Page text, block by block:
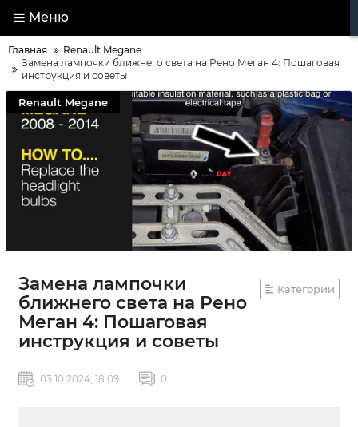
Меню
Главная
Renault Megane
Замена лампочки ближнего света на Рено Меган 4: Пошаговая
инструкция и советы
Renault Megane
Замена лампочки
ближнего света на Рено
Меган 4: Пошаговая
инструкция и советы
Категории
03 10 2024, 18:09 0